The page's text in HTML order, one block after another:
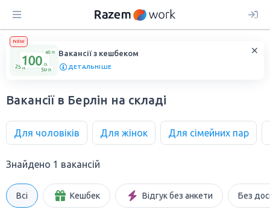
NEW
Вакансії з кешбеком
ДЕТАЛЬНІШЕ
Вакансії в Берлін на складі
Для чоловіків Для жінок Для сімейних пар
Знайдено 1 вакансій
Всі Кешбек Відгук без анкети Без